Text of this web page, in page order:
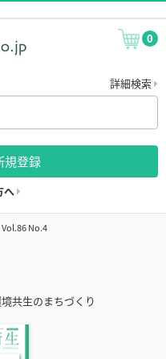
0
詳細検索
規登録
へ
No.4
共生のまちづくり